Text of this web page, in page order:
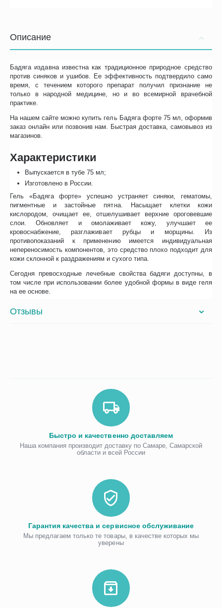
Описание
Бадяга издавна известна как традиционное природное средство
против синяков и ушибов. Ее эффективность подтвердило само
время, с течением которого препарат получил признание не
только в народной медицине, но и во всемирной врачебной
практике.
На нашем сайте можно купить гель Бадяга форте 75 мл, оформив
заказ онлайн или позвонив нам. Быстрая доставка, самовывоз из
магазинов.
Характеристики
Выпускается в тубе 75 мл;
Изготовлено в России.
Гель «Бадяга форте» успешно устраняет синяки, гематомы,
пигментные и застойные пятна. Насыщает клетки кожи
кислородом, очищает ее, отшелушивает верхние ороговевшие
слои. Обновляет и омолаживает кожу, улучшает ее
кровоснабжение, разглаживает рубцы и морщины. Из
противопоказаний к применению имеется индивидуальная
непереносимость компонентов, это средство плохо подходит для
кожи склонной к раздражениям и сухого типа.
Сегодня превосходные лечебные свойства бадяги доступны, в
том числе при использовании более удобной формы в виде геля
на ее основе.
Отзывы
Быстро и качественно доставляем
Наша компания производит доставку по Самаре, Самарской
области и всей России
Гарантия качества и сервисное обслуживание
Мы предлагаем только те товары, в качестве которых мы
уверены